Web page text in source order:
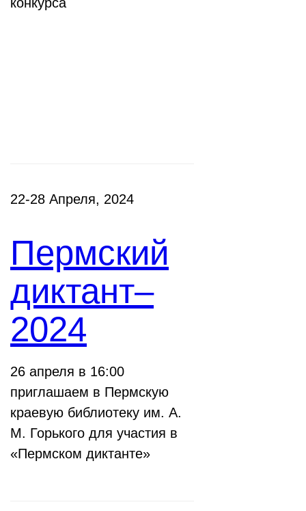
22-28 Апреля, 2024
Пермский
диктант–
2024
26 апреля в 16:00
приглашаем в Пермскую
краевую библиотеку им. А.
М. Горького для участия в
«Пермском диктанте»